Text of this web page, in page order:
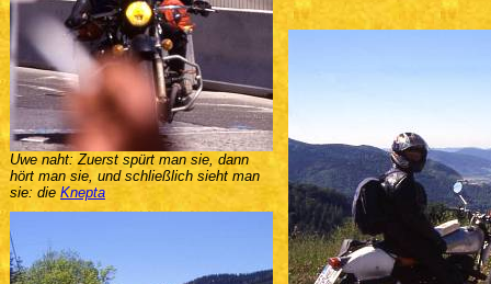
Uwe naht: Zuerst spürt man sie, dann
hört man sie, und schließlich sieht man
sie: die Knepta